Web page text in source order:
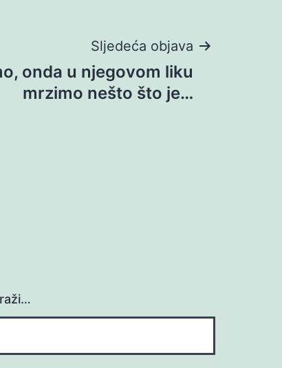
Sljedeća objava
onda u njegovom liku
mrzimo nešto što je…